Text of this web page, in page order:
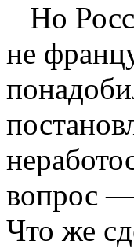
Но
не
вопрос —
Что же